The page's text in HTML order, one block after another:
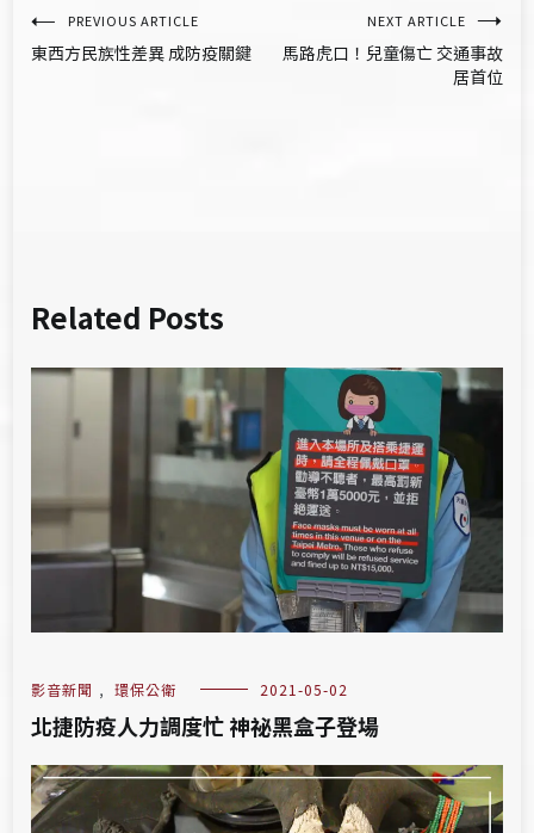
文
章
PREVIOUS ARTICLE
東西方民族性差異 成防疫關鍵
NEXT ARTICLE
馬路虎口！兒童傷亡 交通事故
居首位
Related Posts
影音新聞 , 環保公衛 2021-05-02
北捷防疫人力調度忙 神祕黑盒子登場